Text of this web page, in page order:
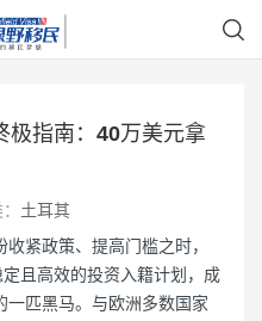
极指南：40万美元拿
土耳其
紧政策、提高门槛之时，
且高效的投资入籍计划，成
一匹黑马。与欧洲多数国家